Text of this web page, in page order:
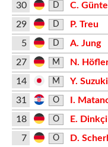
30
D
C.
29
D P. Treu
5 D A. Jung
27 M
N.
14
M
Y. Suzuki
31
O I.
18 O E. Dinkçi
7 O D.